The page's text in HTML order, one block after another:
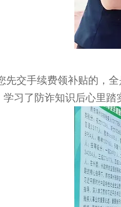
先交手续费领补贴的，
习了防诈知识后心里踏